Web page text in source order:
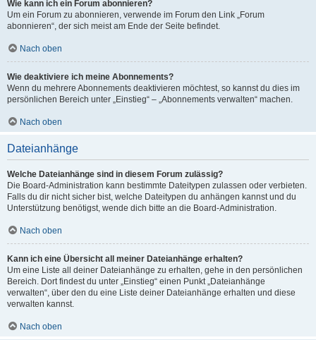
Wie kann ich ein Forum abonnieren?
Um ein Forum zu abonnieren, verwende im Forum den Link „Forum
abonnieren“, der sich meist am Ende der Seite befindet.
Nach oben
Wie deaktiviere ich meine Abonnements?
Wenn du mehrere Abonnements deaktivieren möchtest, so kannst du dies im
persönlichen Bereich unter „Einstieg“ – „Abonnements verwalten“ machen.
Nach oben
Dateianhänge
Welche Dateianhänge sind in diesem Forum zulässig?
Die Board-Administration kann bestimmte Dateitypen zulassen oder verbieten.
Falls du dir nicht sicher bist, welche Dateitypen du anhängen kannst und du
Unterstützung benötigst, wende dich bitte an die Board-Administration.
Nach oben
Kann ich eine Übersicht all meiner Dateianhänge erhalten?
Um eine Liste all deiner Dateianhänge zu erhalten, gehe in den persönlichen
Bereich. Dort findest du unter „Einstieg“ einen Punkt „Dateianhänge
verwalten“, über den du eine Liste deiner Dateianhänge erhalten und diese
verwalten kannst.
Nach oben